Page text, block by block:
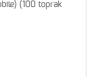
(100 toprak